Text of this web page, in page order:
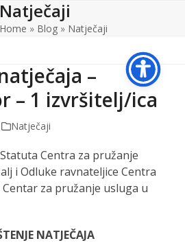
Natječaji
Home » Blog » Natječaji
–
– 1 izvršitelj/ica
Natječaji
Centra za pružanje
i Odluke ravnateljice Centra
Centar za pružanje usluga u
NATJEČAJA